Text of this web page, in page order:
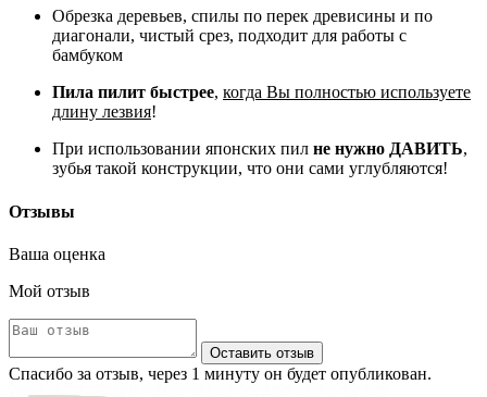
Обрезка деревьев, спилы по перек древисины и по
диагонали, чистый срез, подходит для работы с
бамбуком
Пила пилит быстрее, когда Вы полностью используете
длину лезвия!
При использовании японских пил не нужно ДАВИТЬ,
зубья такой конструкции, что они сами углубляются!
Отзывы
Ваша оценка
Мой отзыв
Оставить отзыв
Спасибо за отзыв, через 1 минуту он будет опубликован.